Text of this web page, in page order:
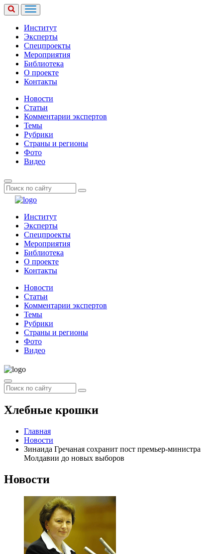
Институт
Эксперты
Спецпроекты
Мероприятия
Библиотека
О проекте
Контакты
Новости
Статьи
Комментарии экспертов
Темы
Рубрики
Страны и регионы
Фото
Видео
Институт
Эксперты
Спецпроекты
Мероприятия
Библиотека
О проекте
Контакты
Новости
Статьи
Комментарии экспертов
Темы
Рубрики
Страны и регионы
Фото
Видео
Хлебные крошки
Главная
Новости
Зинаида Гречаная сохранит пост премьер-министра
Молдавии до новых выборов
Новости